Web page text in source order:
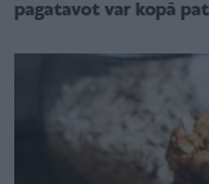
pagatavot var kopā